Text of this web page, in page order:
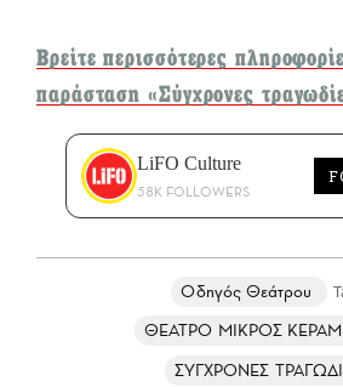
Βρείτε περισσότερες
παράσταση «Σύγχρονες
LiFO Culture
58K FOLLOWERS
Οδηγός Θεάτρου
ΘΕΑΤΡΟ ΜΙΚΡΟΣ
ΣΥΓΧΡΟΝΕΣ